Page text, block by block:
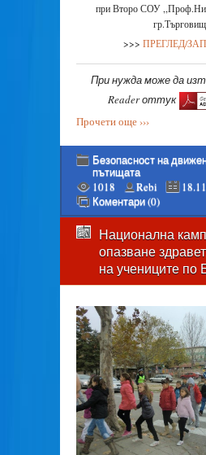
при Второ СОУ
>>> ПРЕГЛЕД/
При нужда може да
Reader оттук
Прочети още ›››
Безопасност на
пътищата
1018
Rebi
Коментари (0)
Национална
опазване
на учениците по